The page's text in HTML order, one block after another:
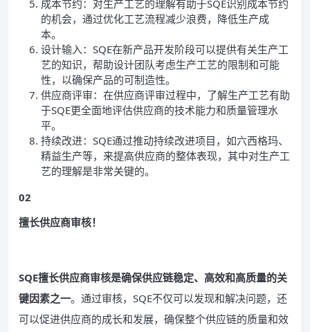
成本节约：对生产工艺的理解有助于SQE识别成本节约
的机会，通过优化工艺流程减少浪费，降低生产成
本。
设计输入：SQE在新产品开发阶段可以提供有关生产工
艺的知识，帮助设计团队考虑生产工艺的限制和可能
性，以确保产品的可制造性。
供应商评审：在供应商评审过程中，了解生产工艺有助
于SQE更全面地评估供应商的技术能力和质量管理水
平。
持续改进：SQE通过推动持续改进项目，如六西格玛、
精益生产等，来提高供应商的整体表现，其中对生产工
艺的理解是非常关键的。
02
擅长供应商审核！
SQE擅长供应商审核是确保供应链稳定、高效和高质量的关
键因素之一。通过审核，SQE不仅可以发现和解决问题，还
可以促进供应商的成长和发展，确保整个供应链的质量和效